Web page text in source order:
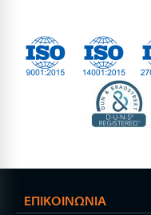
ΕΠΙΚΟΙΝΩΝΊΑ